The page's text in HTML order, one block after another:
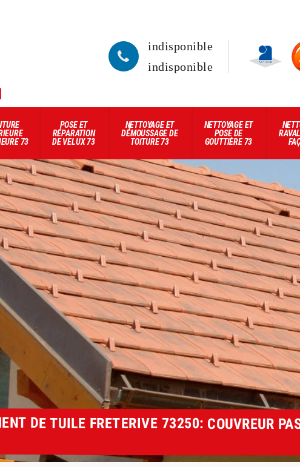
indisponible
indisponible
73
POSE ET
RÉPARATION
DE VELUX 73
NETTOYAGE ET
DÉMOUSSAGE DE
TOITURE 73
NETTOYAGE ET
POSE DE
GOUTTIÈRE 73
DE TUILE FRETERIVE 73250: COUVREUR